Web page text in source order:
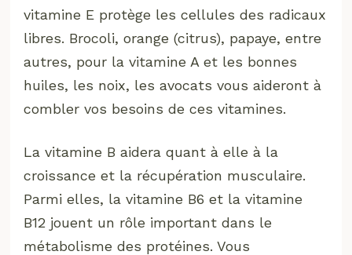
vitamine E protège les cellules des radicaux
libres. Brocoli, orange (citrus), papaye, entre
autres, pour la vitamine A et les bonnes
huiles, les noix, les avocats vous aideront à
combler vos besoins de ces vitamines.
La vitamine B aidera quant à elle à la
croissance et la récupération musculaire.
Parmi elles, la vitamine B6 et la vitamine
B12 jouent un rôle important dans le
métabolisme des protéines. Vous